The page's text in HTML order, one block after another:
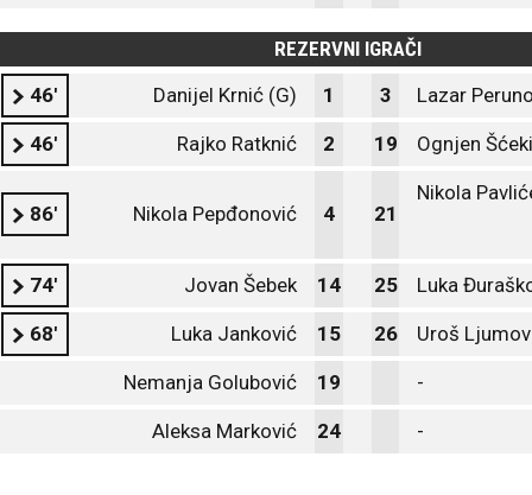
REZERVNI IGRAČI
46'
Danijel Krnić (G) 1 3 Lazar
46' Rajko Ratknić 2 19 Ognjen
86' Nikola Pepđonović 4 21
Nikola
74' Jovan Šebek 14 25 Luka
68' Luka Janković 15 26 Uroš
Nemanja Golubović 19 -
Aleksa Marković 24 -